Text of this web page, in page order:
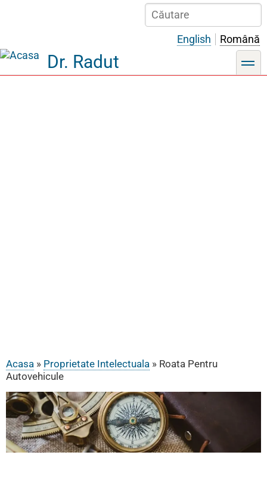
principal
Căutare
English Română
Dr. Radut toggle
Breadcrumb
Acasa Proprietate Intelectuala
Roata Pentru
Autovehicule